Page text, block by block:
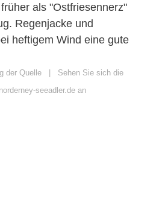
als "Ostfriesennerz"
Regenjacke und
heftigem Wind eine gute
der Quelle | Sehen Sie sich die
seeadler.de an